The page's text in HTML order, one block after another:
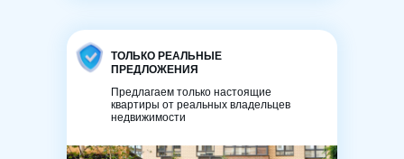
ТОЛЬКО РЕАЛЬНЫЕ
ПРЕДЛОЖЕНИЯ
Предлагаем только настоящие
квартиры от реальных владельцев
недвижимости